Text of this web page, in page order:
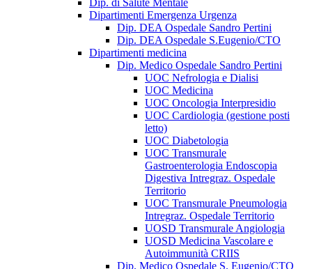
Dipartimenti Emergenza Urgenza
Dip. DEA Ospedale Sandro Pertini
Dip. DEA Ospedale S.Eugenio/CTO
Dipartimenti medicina
Dip. Medico Ospedale Sandro Pertini
UOC Nefrologia e Dialisi
UOC Medicina
UOC Oncologia Interpresidio
UOC Cardiologia (gestione posti
letto)
UOC Diabetologia
UOC Transmurale
Gastroenterologia Endoscopia
Digestiva Intregraz. Ospedale
Territorio
UOC Transmurale Pneumologia
Intregraz. Ospedale Territorio
UOSD Transmurale Angiologia
UOSD Medicina Vascolare e
Autoimmunità CRIIS
Dip. Medico Ospedale S. Eugenio/CTO